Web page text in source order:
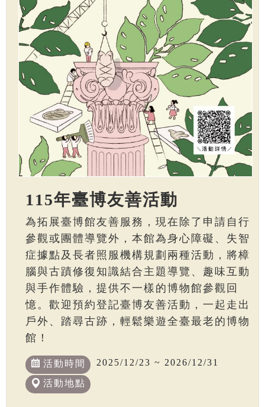
115年臺博友善活動
為拓展臺博館友善服務，現在除了申請自行
參觀或團體導覽外，本館為身心障礙、失智
症據點及長者照服機構規劃兩種活動，將樟
腦與古蹟修復知識結合主題導覽、趣味互動
與手作體驗，提供不一樣的博物館參觀回
憶。歡迎預約登記臺博友善活動，一起走出
戶外、踏尋古跡，輕鬆樂遊全臺最老的博物
館！
活動時間 2025/12/23 ~ 2026/12/31
活動地點